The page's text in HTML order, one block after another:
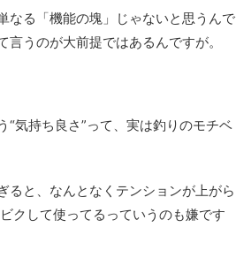
なる「機能の塊」じゃないと思うんで
うのが大前提ではあるんですが。
気持ち良さ”って、実は釣りのモチベ
ると、なんとなくテンションが上がら
クして使ってるっていうのも嫌です